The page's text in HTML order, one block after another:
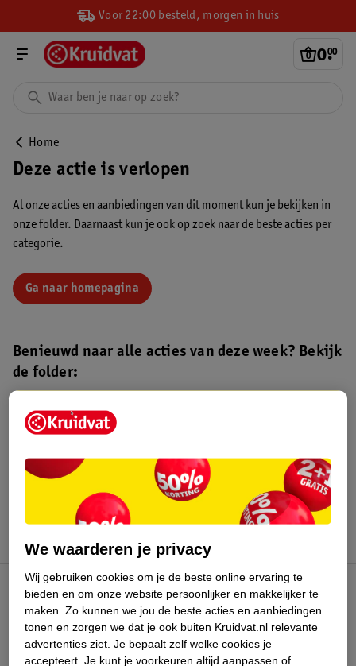
Voor 22:00 besteld, morgen in huis
0.
00
Home
Deze actie is verlopen
Al onze acties en aanbiedingen van dit moment kun je bekijken in
onze folder. Daarnaast kun je ook op zoek naar de beste acties per
categorie.
Ga naar homepagina
Benieuwd naar alle acties van deze week? Bekijk
de folder:
Kruidvat folder
augustus 2026.
Kruidvat Club
Klantenservice
We waarderen je privacy
Wij gebruiken cookies om je de beste online ervaring te
bieden en om onze website persoonlijker en makkelijker te
maken. Zo kunnen we jou de beste acties en aanbiedingen
tonen en zorgen we dat je ook buiten Kruidvat.nl relevante
advertenties ziet. Je bepaalt zelf welke cookies je
accepteert. Je kunt je voorkeuren altijd aanpassen of